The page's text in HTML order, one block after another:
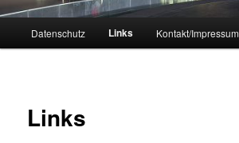
Datenschutz Links Kontakt/Impressum
Links